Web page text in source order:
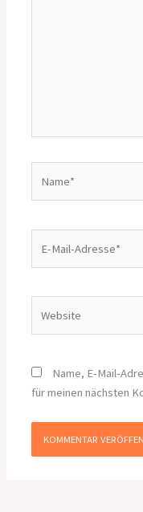
Mail-
Name, E-Mail-
für meinen nächsten